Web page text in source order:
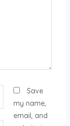
Save
my name,
email, and